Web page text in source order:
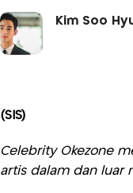
Kim Soo
(SIS)
Celebrity Okezone
artis dalam dan luar